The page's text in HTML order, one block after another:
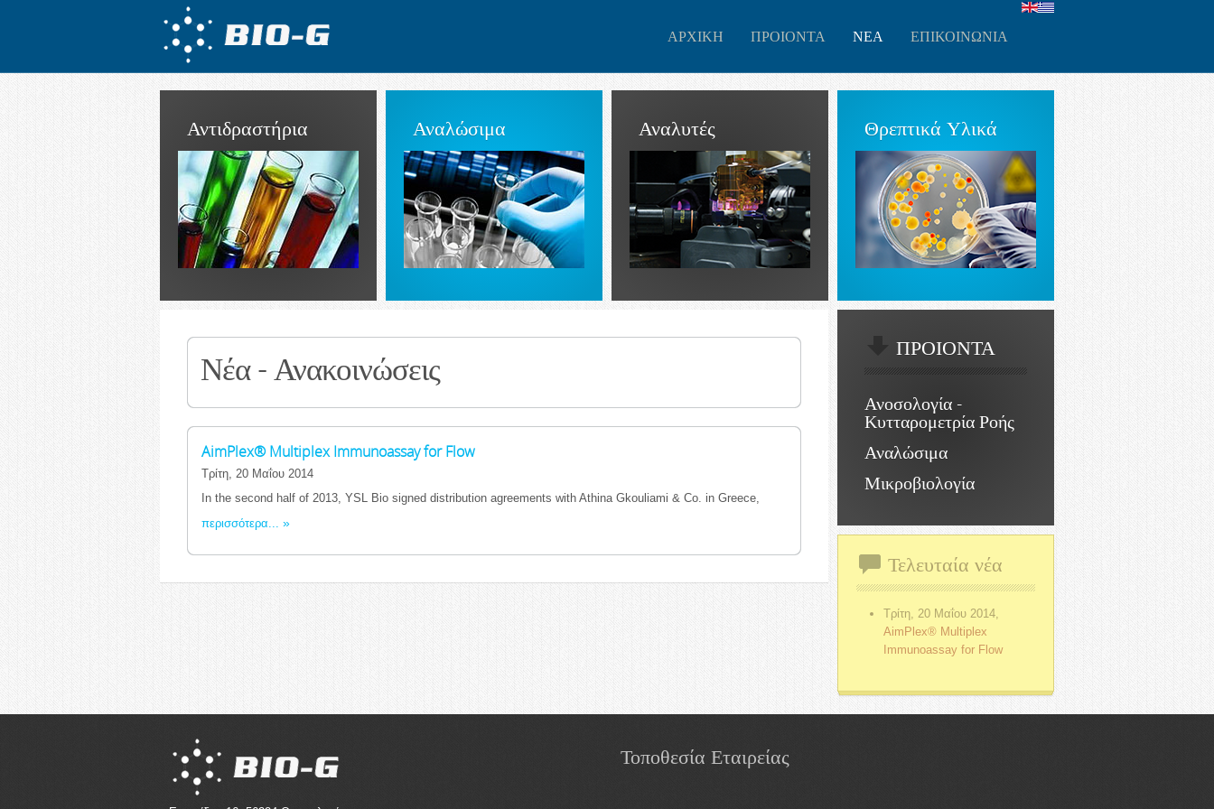
ΑΡΧΙΚΗ ΠΡΟΙΟΝΤΑ ΝΕΑ ΕΠΙΚΟΙΝΩΝΙΑ
Αντιδραστήρια Αναλώσιμα Αναλυτές Θρεπτικά Υλικά
Νέα - Ανακοινώσεις
AimPlex® Multiplex Immunoassay for Flow
Τρίτη, 20 Μαΐου 2014
In the second half of 2013, YSL Bio signed distribution agreements with Athina Gkouliami & Co. in Greece,
περισσότερα...
ΠΡΟΙΟΝΤΑ
Ανοσολογία -
Κυτταρομετρία Ροής
Αναλώσιμα
Μικροβιολογία
Τελευταία νέα
Τρίτη, 20 Μαΐου 2014,
AimPlex® Multiplex
Immunoassay for Flow
Τοποθεσία Εταιρείας